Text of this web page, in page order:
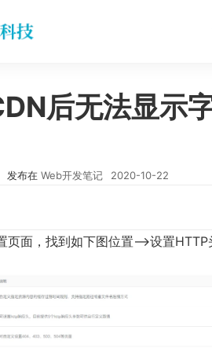
后无法显示
发布在 Web开发笔记 2020-10-22
页面，找到如下图位置–>设置HTTP